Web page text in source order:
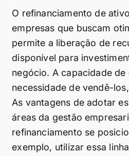
O refinanciamento de
empresas que buscam
permite a liberação de
disponível para
negócio. A capacidade
necessidade de vendê-
As vantagens de adotar
áreas da gestão
refinanciamento se
exemplo, utilizar essa